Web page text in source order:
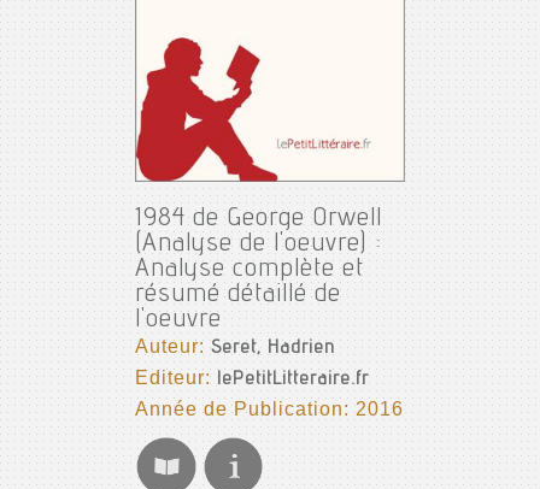
1984 de George Orwell
(Analyse de l'oeuvre) :
Analyse complète et
résumé détaillé de
l'oeuvre
Auteur:Seret, Hadrien
Editeur: lePetitLitteraire.fr
Année de Publication: 2016